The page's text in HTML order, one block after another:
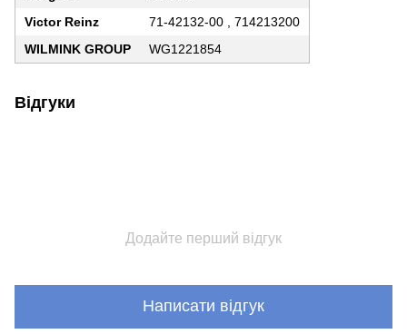
Victor Reinz
71-42132-00 , 714213200
WILMINK GROUP
WG1221854
Відгуки
Додайте перший відгук
Написати відгук